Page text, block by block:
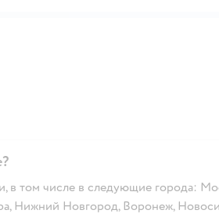
в том числе в следующие города:
Нижний Новгород, Воронеж,